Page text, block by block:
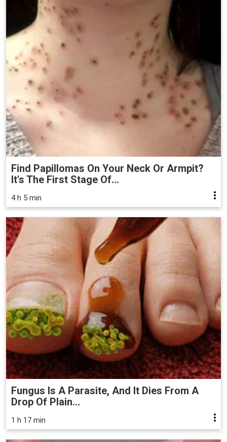
Find Papillomas On Your Neck Or Armpit?
It's The First Stage Of...
4 h 5 min
Fungus Is A Parasite, And It Dies From A
Drop Of Plain...
1 h 17 min